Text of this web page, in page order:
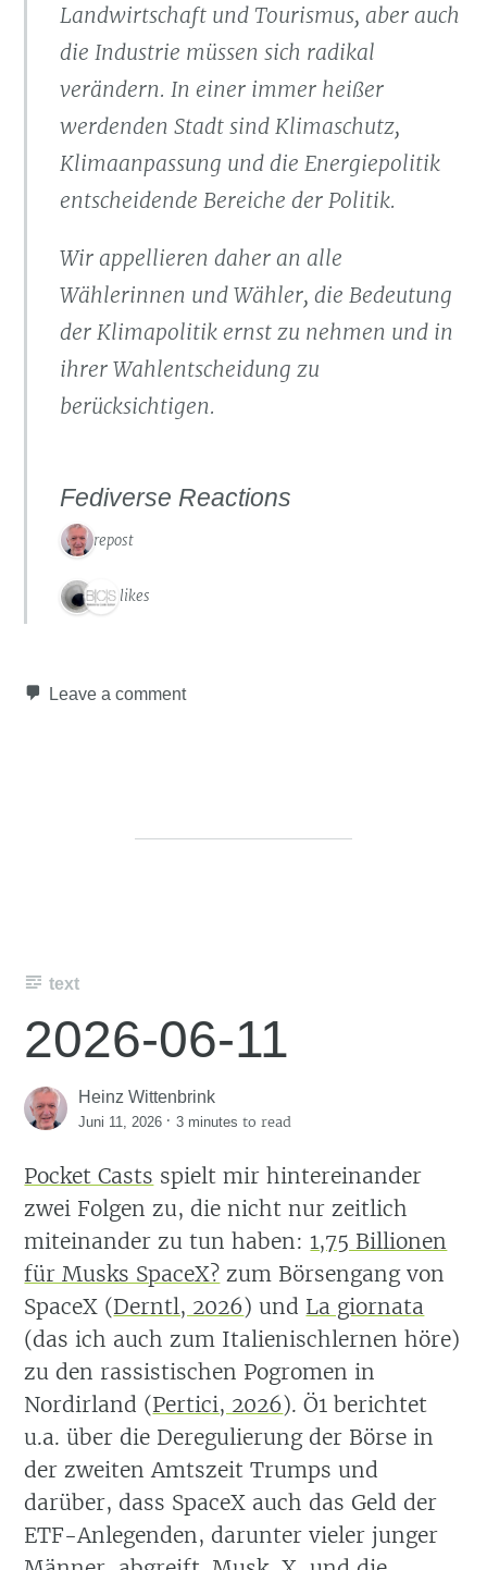
Landwirtschaft und Tourismus, aber auch
die Industrie müssen sich radikal
verändern. In einer immer heißer
werdenden Stadt sind Klimaschutz,
Klimaanpassung und die Energiepolitik
entscheidende Bereiche der Politik.
Wir appellieren daher an alle
Wählerinnen und Wähler, die Bedeutung
der Klimapolitik ernst zu nehmen und in
ihrer Wahlentscheidung zu
berücksichtigen.
Fediverse Reactions
1 repost
2 likes
Leave a comment
text
2026-06-11
Heinz Wittenbrink
Juni 11, 2026 ·3 minutes to read
Pocket Casts spielt mir hintereinander
zwei Folgen zu, die nicht nur zeitlich
miteinander zu tun haben: 1,75 Billionen
für Musks SpaceX? zum Börsengang von
SpaceX (Derntl, 2026) und La giornata
(das ich auch zum Italienischlernen höre)
zu den rassistischen Pogromen in
Nordirland (Pertici, 2026). Ö1 berichtet
u.a. über die Deregulierung der Börse in
der zweiten Amtszeit Trumps und
darüber, dass SpaceX auch das Geld der
ETF-Anlegenden, darunter vieler junger